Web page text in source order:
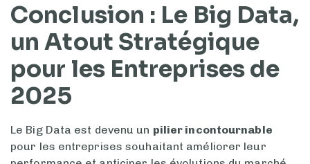
Conclusion : Le Big Data,
un Atout Stratégique
pour les Entreprises de
2025
Le Big Data est devenu un pilier incontournable
pour les entreprises souhaitant améliorer leur